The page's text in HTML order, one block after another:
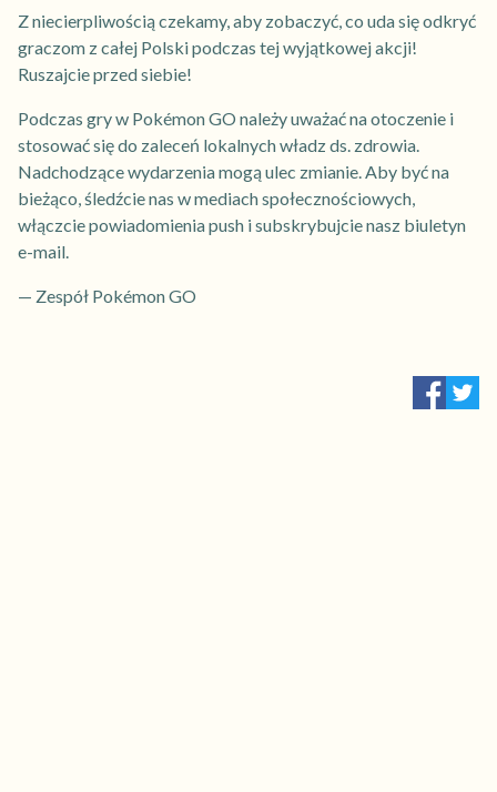
Z niecierpliwością czekamy, aby zobaczyć, co uda się odkryć
graczom z całej Polski podczas tej wyjątkowej akcji!
Ruszajcie przed siebie!
Podczas gry w Pokémon GO należy uważać na otoczenie i
stosować się do zaleceń lokalnych władz ds. zdrowia.
Nadchodzące wydarzenia mogą ulec zmianie. Aby być na
bieżąco, śledźcie nas w mediach społecznościowych,
włączcie powiadomienia push i subskrybujcie nasz biuletyn
e-mail.
— Zespół Pokémon GO